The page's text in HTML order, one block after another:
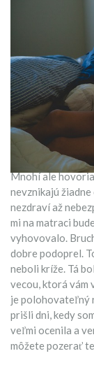
Mnohí ale
nevznikajú
nezdraví až
mi na matraci
vyhovovalo.
dobre podoprel.
neboli kríže. Tá
vecou, ktorá vám
je polohovateľný
prišli dni, kedy
veľmi ocenila a
môžete pozerať